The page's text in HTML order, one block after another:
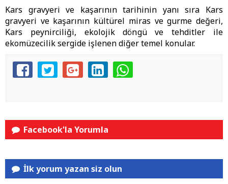
Kars gravyeri ve kaşarının tarihinin yanı sıra Kars
gravyeri ve kaşarının kültürel miras ve gurme değeri,
Kars peynirciliği, ekolojik döngü ve tehditler ile
ekomüzecilik sergide işlenen diğer temel konular.
Facebook'la Yorumla
İlk yorum yazan siz olun